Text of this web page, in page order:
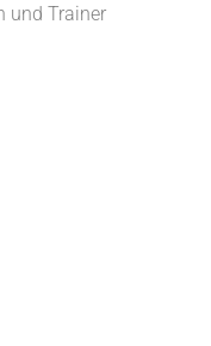
und Trainer